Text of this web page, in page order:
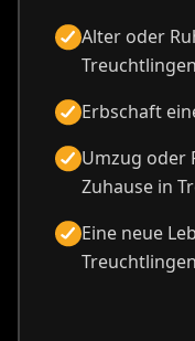
Alter oder
Treuchtlingen
Erbschaft
Umzug oder
Zuhause in
Eine neue